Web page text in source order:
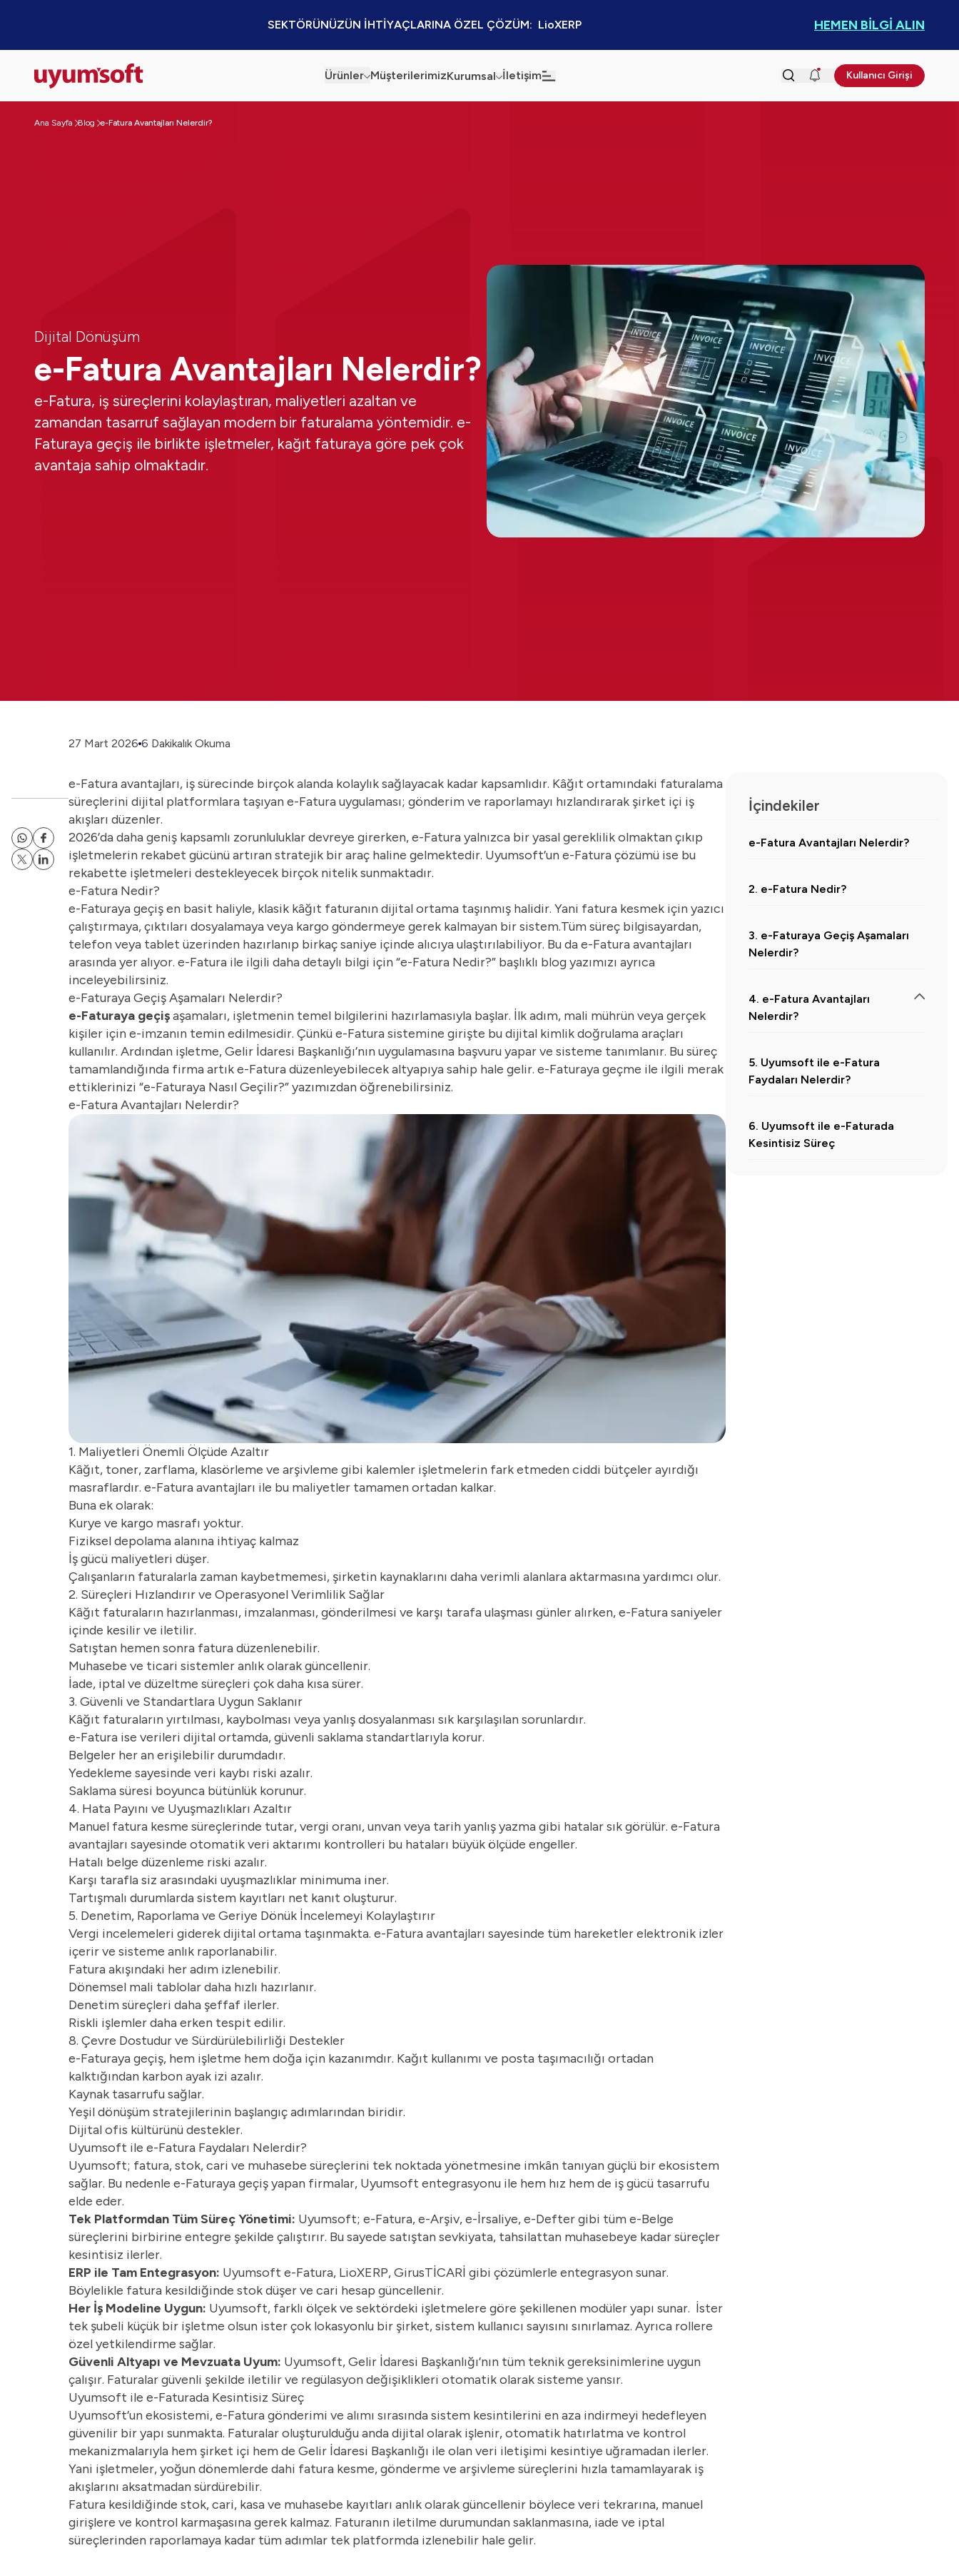
SEKTÖRÜNÜZÜN İHTİYAÇLARINA ÖZEL ÇÖZÜM:  LioXERP HEMEN BİLGİ ALIN
Ürünler MüşterilerimizKurumsal İletişim Kullanıcı Girişi
Ana Sayfa Blog e-Fatura Avantajları Nelerdir?
Dijital Dönüşüm
e-Fatura Avantajları Nelerdir?
e-Fatura, iş süreçlerini kolaylaştıran, maliyetleri azaltan ve
zamandan tasarruf sağlayan modern bir faturalama yöntemidir. e-
Faturaya geçiş ile birlikte işletmeler, kağıt faturaya göre pek çok
avantaja sahip olmaktadır.
27 Mart 2026 6 Dakikalık Okuma
e-Fatura avantajları, iş sürecinde birçok alanda kolaylık sağlayacak kadar kapsamlıdır. Kâğıt ortamındaki faturalama
süreçlerini dijital platformlara taşıyan e-Fatura uygulaması; gönderim ve raporlamayı hızlandırarak şirket içi iş
akışları düzenler.
2026’da daha geniş kapsamlı zorunluluklar devreye girerken, e-Fatura yalnızca bir yasal gereklilik olmaktan çıkıp
işletmelerin rekabet gücünü artıran stratejik bir araç haline gelmektedir. Uyumsoft’une-Fatura çözümü ise bu
rekabette işletmeleri destekleyecek birçok nitelik sunmaktadır.
e-Fatura Nedir?
e-Faturaya geçiş en basit haliyle, klasik kâğıt faturanın dijital ortama taşınmış halidir. Yani fatura kesmek için yazıcı
çalıştırmaya, çıktıları dosyalamaya veya kargo göndermeye gerek kalmayan bir sistem.Tüm süreç bilgisayardan,
telefon veya tablet üzerinden hazırlanıp birkaç saniye içinde alıcıya ulaştırılabiliyor. Bu da e-Fatura avantajları
arasında yer alıyor. e-Fatura ile ilgili daha detaylı bilgi için “e-Fatura Nedir?” başlıklı blog yazımızı ayrıca
inceleyebilirsiniz.
e-Faturaya Geçiş Aşamaları Nelerdir?
e-Faturaya geçişaşamaları, işletmenin temel bilgilerini hazırlamasıyla başlar. İlk adım, mali mührün veya gerçek
kişiler için e-imzanın temin edilmesidir. Çünkü e-Fatura sistemine girişte bu dijital kimlik doğrulama araçları
kullanılır. Ardından işletme, Gelir İdaresi Başkanlığı’nın uygulamasına başvuru yapar ve sisteme tanımlanır. Bu süreç
tamamlandığında firma artık e-Fatura düzenleyebilecek altyapıya sahip hale gelir. e-Faturaya geçme ile ilgili merak
ettiklerinizi “e-Faturaya Nasıl Geçilir?” yazımızdan öğrenebilirsiniz.
e-Fatura Avantajları Nelerdir?
1. Maliyetleri Önemli Ölçüde Azaltır
Kâğıt, toner, zarflama, klasörleme ve arşivleme gibi kalemler işletmelerin fark etmeden ciddi bütçeler ayırdığı
masraflardır. e-Fatura avantajları ile bu maliyetler tamamen ortadan kalkar.
Buna ek olarak:
Kurye ve kargo masrafı yoktur.
Fiziksel depolama alanına ihtiyaç kalmaz
İş gücü maliyetleri düşer.
Çalışanların faturalarla zaman kaybetmemesi, şirketin kaynaklarını daha verimli alanlara aktarmasına yardımcı olur.
2. Süreçleri Hızlandırır ve Operasyonel Verimlilik Sağlar
Kâğıt faturaların hazırlanması, imzalanması, gönderilmesi ve karşı tarafa ulaşması günler alırken, e-Fatura saniyeler
içinde kesilir ve iletilir.
Satıştan hemen sonra fatura düzenlenebilir.
Muhasebe ve ticari sistemler anlık olarak güncellenir.
İade, iptal ve düzeltme süreçleri çok daha kısa sürer.
3. Güvenli ve Standartlara Uygun Saklanır
Kâğıt faturaların yırtılması, kaybolması veya yanlış dosyalanması sık karşılaşılan sorunlardır.
e-Fatura ise verileri dijital ortamda, güvenli saklama standartlarıyla korur.
Belgeler her an erişilebilir durumdadır.
Yedekleme sayesinde veri kaybı riski azalır.
Saklama süresi boyunca bütünlük korunur.
4. Hata Payını ve Uyuşmazlıkları Azaltır
Manuel fatura kesme süreçlerinde tutar, vergi oranı, unvan veya tarih yanlış yazma gibi hatalar sık görülür. e-Fatura
avantajları sayesinde otomatik veri aktarımı kontrolleri bu hataları büyük ölçüde engeller.
Hatalı belge düzenleme riski azalır.
Karşı tarafla siz arasındaki uyuşmazlıklar minimuma iner.
Tartışmalı durumlarda sistem kayıtları net kanıt oluşturur.
5. Denetim, Raporlama ve Geriye Dönük İncelemeyi Kolaylaştırır
Vergi incelemeleri giderek dijital ortama taşınmakta. e-Fatura avantajları sayesinde tüm hareketler elektronik izler
içerir ve sisteme anlık raporlanabilir.
Fatura akışındaki her adım izlenebilir.
Dönemsel mali tablolar daha hızlı hazırlanır.
Denetim süreçleri daha şeffaf ilerler.
Riskli işlemler daha erken tespit edilir.
8. Çevre Dostudur ve Sürdürülebilirliği Destekler
e-Faturaya geçiş, hem işletme hem doğa için kazanımdır. Kağıt kullanımı ve posta taşımacılığı ortadan
kalktığından karbon ayak izi azalır.
Kaynak tasarrufu sağlar.
Yeşil dönüşüm stratejilerinin başlangıç adımlarından biridir.
Dijital ofis kültürünü destekler.
Uyumsoft ile e-Fatura Faydaları Nelerdir?
Uyumsoft; fatura, stok, cari ve muhasebe süreçlerini tek noktada yönetmesine imkân tanıyan güçlü bir ekosistem
sağlar. Bu nedenle e-Faturaya geçiş yapan firmalar, Uyumsoft entegrasyonu ile hem hız hem de iş gücü tasarrufu
elde eder.
Tek Platformdan Tüm Süreç Yönetimi: Uyumsoft; e-Fatura,e-Arşiv, e-İrsaliye, e-Defter gibi tüm e-Belge
süreçlerini birbirine entegre şekilde çalıştırır. Bu sayede satıştan sevkiyata, tahsilattan muhasebeye kadar süreçler
kesintisiz ilerler.
ERP ile Tam Entegrasyon: Uyumsoft e-Fatura, LioXERP, GirusTİCARİ gibi çözümlerle entegrasyon sunar.
Böylelikle fatura kesildiğinde stok düşer ve cari hesap güncellenir.
Her İş Modeline Uygun: Uyumsoft, farklı ölçek ve sektördeki işletmelere göre şekillenen modüler yapı sunar. İster
tek şubeli küçük bir işletme olsun ister çok lokasyonlu bir şirket, sistem kullanıcı sayısını sınırlamaz. Ayrıca rollere
özel yetkilendirme sağlar.
Güvenli Altyapı ve Mevzuata Uyum: Uyumsoft, Gelir İdaresi Başkanlığı’nın tüm teknik gereksinimlerine uygun
çalışır. Faturalar güvenli şekilde iletilir ve regülasyon değişiklikleri otomatik olarak sisteme yansır.
Uyumsoft ile e-Faturada Kesintisiz Süreç
Uyumsoft’un ekosistemi, e-Fatura gönderimi ve alımı sırasında sistem kesintilerini en aza indirmeyi hedefleyen
güvenilir bir yapı sunmakta. Faturalar oluşturulduğu anda dijital olarak işlenir, otomatik hatırlatma ve kontrol
mekanizmalarıyla hem şirket içi hem de Gelir İdaresi Başkanlığı ile olan veri iletişimi kesintiye uğramadan ilerler.
Yani işletmeler, yoğun dönemlerde dahi fatura kesme, gönderme ve arşivleme süreçlerini hızla tamamlayarak iş
akışlarını aksatmadan sürdürebilir.
Fatura kesildiğinde stok, cari, kasa ve muhasebe kayıtları anlık olarak güncellenir böylece veri tekrarına, manuel
girişlere ve kontrol karmaşasına gerek kalmaz. Faturanın iletilme durumundan saklanmasına, iade ve iptal
süreçlerinden raporlamaya kadar tüm adımlar tek platformda izlenebilir hale gelir.
İçindekiler
e-Fatura Avantajları Nelerdir?
2. e-Fatura Nedir?
3. e-Faturaya Geçiş Aşamaları
Nelerdir?
4. e-Fatura Avantajları
Nelerdir?
4.2. 2. Süreçleri Hızlandırır ve Operasyonel Verimlilik Sağlar
4.4. 4. Hata Payını ve Uyuşmazlıkları Azaltır
4.5.5. Denetim, Raporlama ve Geriye Dönük İncelemeyi Kolaylaştırır
5. Uyumsoft ile e-Fatura
Faydaları Nelerdir?
6. Uyumsoft ile e-Faturada
Kesintisiz Süreç